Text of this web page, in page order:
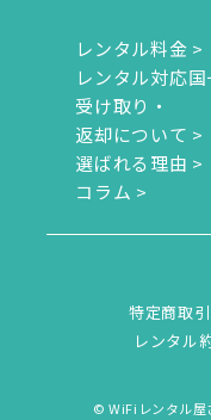
レンタル料金 >
レンタル対応
受け取り・
返却について >
選ばれる理由 >
コラム >
特定商取
レンタル
© WiFiレンタル